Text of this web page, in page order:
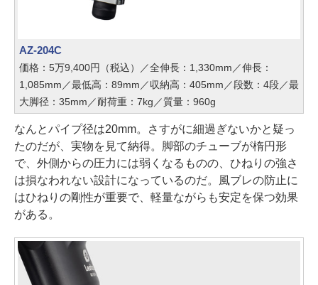
AZ-204C
価格：5万9,400円（税込）／全伸長：1,330mm／伸長：
1,085mm／最低高：89mm／収納高：405mm／段数：4段／最
大脚径：35mm／耐荷重：7kg／質量：960g
なんとパイプ径は20mm。さすがに細過ぎないかと疑っ
たのだが、実物を見て納得。脚部のチューブが楕円形
で、外側からの圧力には弱くなるものの、ひねりの強さ
は損なわれない設計になっているのだ。風ブレの防止に
はひねりの剛性が重要で、軽量ながらも安定を保つ効果
がある。